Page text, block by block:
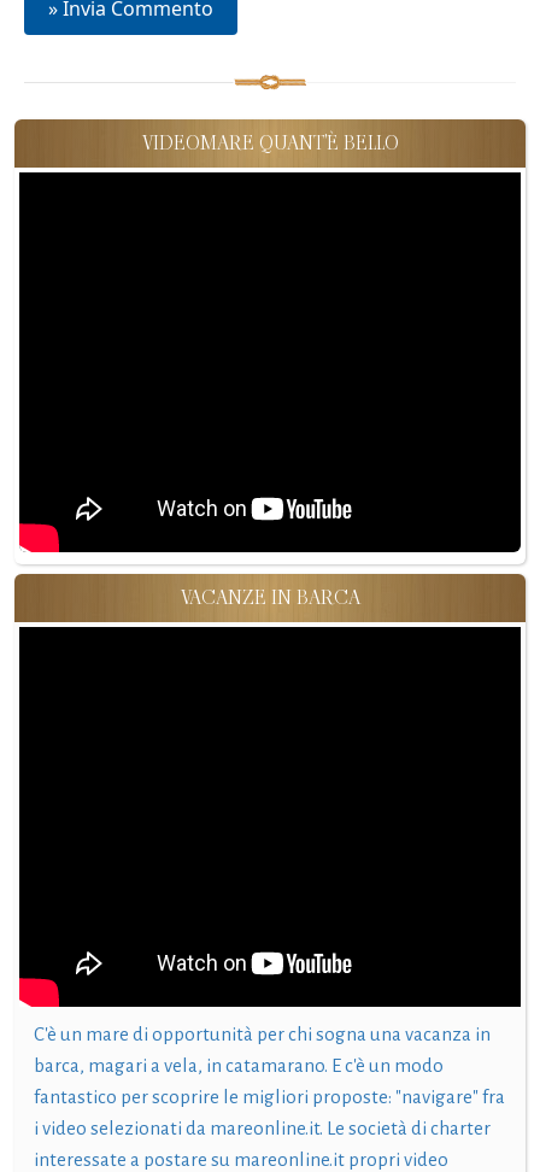
VIDEOMARE QUANT'È BELLO
VACANZE IN BARCA
C'è un mare di opportunità per chi sogna una vacanza in
barca, magari a vela, in catamarano. E c'è un modo
fantastico per scoprire le migliori proposte: "navigare" fra
i video selezionati da mareonline.it. Le società di charter
interessate a postare su mareonline.it propri video